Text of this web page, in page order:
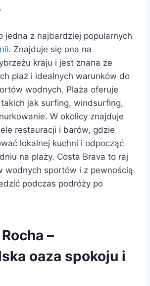
jedna z najbardziej popularnych
. Znajduje się ona na
kraju i jest znana ze
plaż i idealnych warunków do
wodnych. Plaża oferuje
jak surfing, windsurfing,
W okolicy znajduje
restauracji i barów, gdzie
lokalnej kuchni i odpocząć
na plaży. Costa Brava to raj
wodnych sportów i z pewnością
podczas podróży po
–
oaza spokoju i